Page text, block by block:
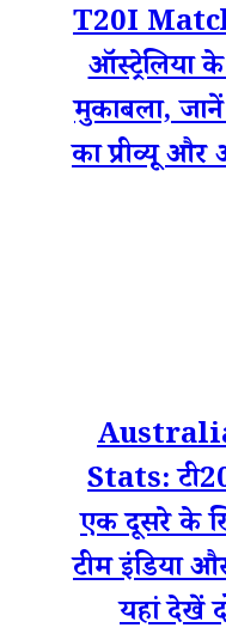
T20I
ऑस्ट्रेलिया
मुकाबला,
का प्रीव्यू और
Stats:
एक दूसरे के
टीम इंडिया
यहां देखें